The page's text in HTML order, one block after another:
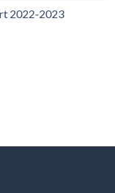
2022-2023